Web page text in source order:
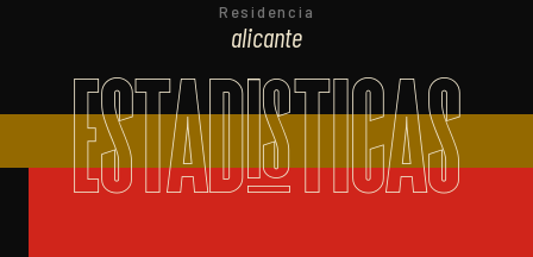
Residencia
alicante
ESTADISTICAS